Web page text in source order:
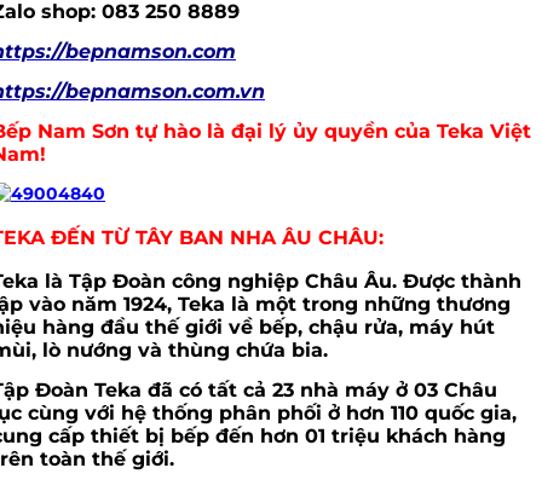
shop: 083 250 8889
bepnamson.com
bepnamson.com.vn
Nam Sơn tự hào là đại lý ủy quyền của Teka Việt
ĐẾN TỪ TÂY BAN NHA ÂU CHÂU:
là Tập Đoàn công nghiệp Châu Âu. Được thành
vào năm 1924, Teka là một trong những thương
hàng đầu thế giới về bếp, chậu rửa, máy hút
lò nướng và thùng chứa bia.
Đoàn Teka đã có tất cả 23 nhà máy ở 03 Châu
cùng với hệ thống phân phối ở hơn 110 quốc gia,
cấp thiết bị bếp đến hơn 01 triệu khách hàng
toàn thế giới.